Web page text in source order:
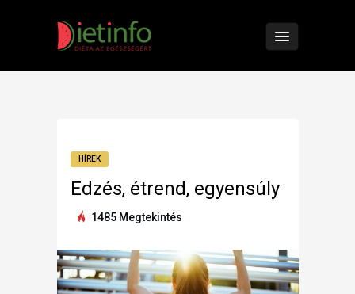
HÍREK
Edzés, étrend, egyensúly
1485 Megtekintés